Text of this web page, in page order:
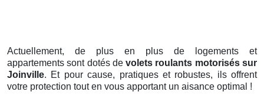
Actuellement, de plus en plus de logements et
appartements sont dotés devolets roulants motorisés sur
Joinville. Et pour cause, pratiques et robustes, ils offrent
votre protection tout en vous apportant un aisance optimal !